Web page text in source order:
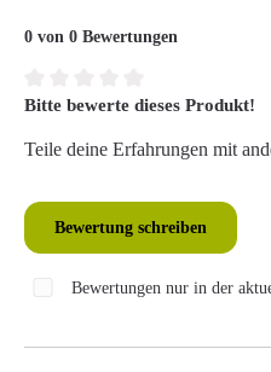
0 von 0 Bewertungen
Durchschnittliche Bewertung
Bitte bewerte dieses Produkt!
Teile deine Erfahrungen mit
Bewertung schreiben
Bewertungen nur in der